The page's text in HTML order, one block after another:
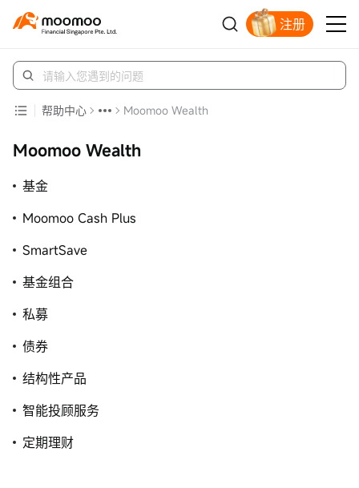
注册
帮助中心 Moomoo Wealth
Moomoo Wealth
基金
Moomoo Cash Plus
SmartSave
基金组合
私募
债券
结构性产品
智能投顾服务
定期理财